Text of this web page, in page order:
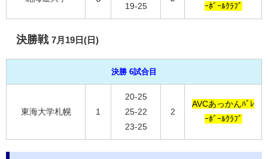
19-25
ｰﾎﾞｰﾙｸﾗﾌﾞ
決勝戦 7月19日(日)
決勝 6試合目
東海大学札幌 1
20-25
25-22
23-25
2
AVCあっかんﾊﾞﾚ
ｰﾎﾞｰﾙｸﾗﾌﾞ